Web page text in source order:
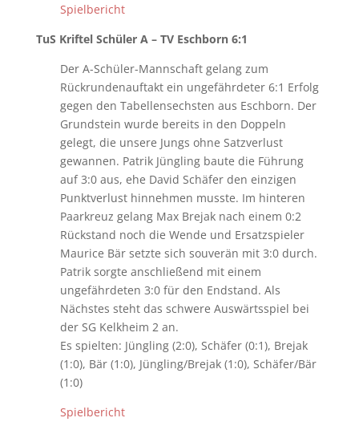
Spielbericht
TuS Kriftel Schüler A – TV Eschborn 6:1
Der A-Schüler-Mannschaft gelang zum
Rückrundenauftakt ein ungefährdeter 6:1 Erfolg
gegen den Tabellensechsten aus Eschborn. Der
Grundstein wurde bereits in den Doppeln
gelegt, die unsere Jungs ohne Satzverlust
gewannen. Patrik Jüngling baute die Führung
auf 3:0 aus, ehe David Schäfer den einzigen
Punktverlust hinnehmen musste. Im hinteren
Paarkreuz gelang Max Brejak nach einem 0:2
Rückstand noch die Wende und Ersatzspieler
Maurice Bär setzte sich souverän mit 3:0 durch.
Patrik sorgte anschließend mit einem
ungefährdeten 3:0 für den Endstand. Als
Nächstes steht das schwere Auswärtsspiel bei
der SG Kelkheim 2 an.
Es spielten: Jüngling (2:0), Schäfer (0:1), Brejak
(1:0), Bär (1:0), Jüngling/Brejak (1:0), Schäfer/Bär
(1:0)
Spielbericht